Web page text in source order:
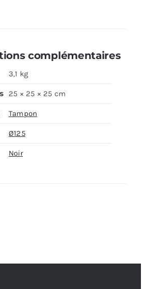
complémentaires
3,1 kg
25 × 25 × 25 cm
Tampon
Ø125
Noir